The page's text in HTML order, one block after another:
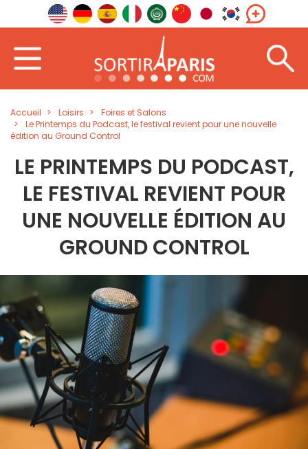
Accueil Loisirs
Foires et Salons
Le Printemps du Podcast, le festival revient pour une nouvelle
édition au Ground Control
LE PRINTEMPS DU PODCAST,
LE FESTIVAL REVIENT POUR
UNE NOUVELLE ÉDITION AU
GROUND CONTROL